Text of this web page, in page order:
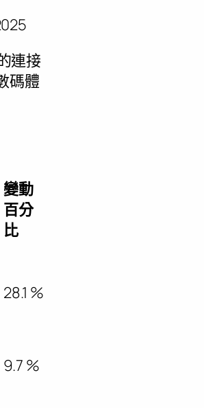
連接
碼體
變動
百分
比
28.1 %
9.7 %